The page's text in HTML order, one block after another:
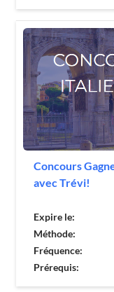
Concours
avec Trévi!
Expire le:
Méthode:
Fréquence:
Prérequis: